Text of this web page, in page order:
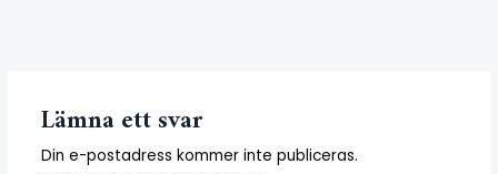
Lämna ett svar
Din e-postadress kommer inte publiceras.